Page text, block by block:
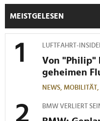
MEISTGELESEN
LUFTFAHRT-
Von "Philip"
geheimen
NEWS, MOBILITÄT,
BMW VERLIERT